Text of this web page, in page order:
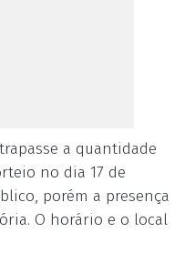
a quantidade
no dia 17 de
porém a presença
O horário e o local